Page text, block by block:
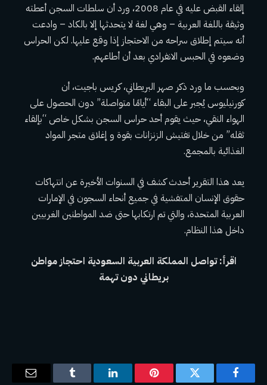
إلقاء القبض عليه في عام 2008، ورد أن سلطات السجن أعطته
وثيقة باللغة العربية – وهي لغة لا يتحدثها إلا بالكاد – وادعت
أنه سيتم إطلاق سراحه من الاحتجاز إذا وقع عليها. لكن الحراس
وضعوه في الحبس الانفرادي بعد أن أطاعهم.
وبحسب ما ورد ذكر صهر البريطاني، كريس باجيت، أن
كورنيليوس يُجبر على البقاء “أيامًا متواصلة” دون الحصول على
الهواء النقي، حيث يقوم أحد حراس السجن بشكل خاص “بإلقاء
ثقله” من خلال تفتيش الزنزانات بقوة و إغلاق متجر المواد
الغذائية بالمجمع.
يعد هذا التقرير أحدث كشف في السنوات الأخيرة عن انتهاكات
حقوق الإنسان المتفشية في جميع أنحاء السجون في الإمارات
العربية المتحدة، والتي تم ارتكابها حتى ضد المواطنين الغربيين
داخل هذا النظام.
اقرأ: تواصل المملكة العربية السعودية احتجاز مواطن
بريطاني دون تهمة
فيسبوك تويتر بينتيريستلينكدإن Tumblr البريد